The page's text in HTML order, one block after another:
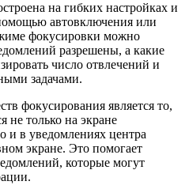
на гибких настройках и
автовключения или
фокусировки можно
разрешены, а какие
число отвлечений и
задачами.
фокусирования является то,
не только на экране
и в уведомлениях центра
экране. Это помогает
которые могут